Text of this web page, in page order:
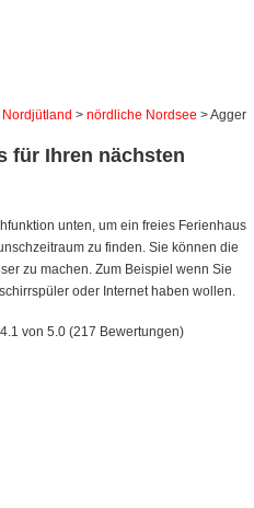
Nordjütland > nördliche Nordsee > Agger
für Ihren nächsten
unten, um ein freies Ferienhaus
zu finden. Sie können die
zu machen. Zum Beispiel wenn Sie
oder Internet haben wollen.
von 5.0 (217 Bewertungen)